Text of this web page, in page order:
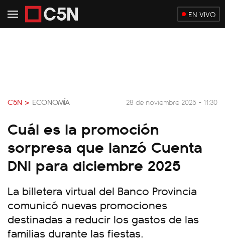
EN VIVO
C5N > ECONOMÍA 28 de noviembre 2025 - 11:30
Cuál es la promoción
sorpresa que lanzó Cuenta
DNI para diciembre 2025
La billetera virtual del Banco Provincia
comunicó nuevas promociones
destinadas a reducir los gastos de las
familias durante las fiestas.